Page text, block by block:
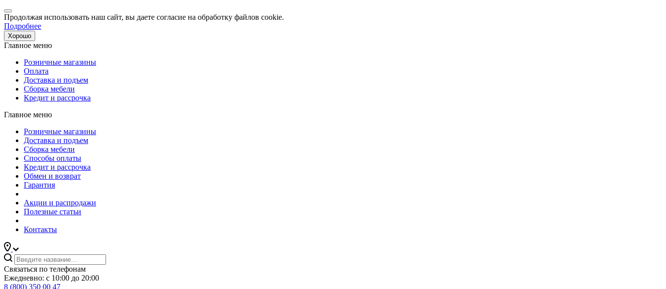
Продолжая использовать наш сайт, вы даете согласие на обработку файлов cookie.
Подробнее
Хорошо
Главное меню
Розничные магазины
Оплата
Доставка и подъем
Сборка мебели
Кредит и рассрочка
Главное меню
Розничные магазины
Доставка и подъем
Сборка мебели
Способы оплаты
Кредит и рассрочка
Обмен и возврат
Гарантия
Акции и распродажи
Полезные статьи
Контакты
Связаться по телефонам
Ежедневно: с 10:00 до 20:00
8 (800) 350 00 47